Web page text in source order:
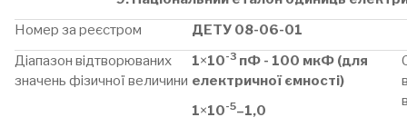
Номер за реєстром
ДЕТУ 08-06-01
Діапазон відтворюваних
значень фізичної величини
1×10-3 пФ - 100 мкФ (для
електричної ємності)
1×10-5–1,0